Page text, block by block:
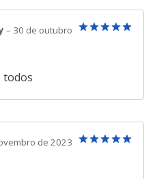
– 30 de outubro
todos
de 2023